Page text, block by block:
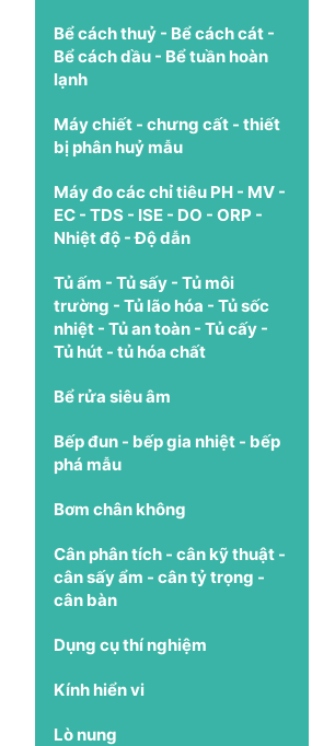
Bể cách thuỷ - Bể cách cát -
Bể cách dầu - Bể tuần hoàn
lạnh
Máy chiết - chưng cất - thiết
bị phân huỷ mẫu
Máy đo các chỉ tiêu PH - MV -
EC - TDS - ISE - DO - ORP -
Nhiệt độ - Độ dẫn
Tủ ấm - Tủ sấy - Tủ môi
trường - Tủ lão hóa - Tủ sốc
nhiệt - Tủ an toàn - Tủ cấy -
Tủ hút - tủ hóa chất
Bể rửa siêu âm
Bếp đun - bếp gia nhiệt - bếp
phá mẫu
Bơm chân không
Cân phân tích - cân kỹ thuật -
cân sấy ẩm - cân tỷ trọng -
cân bàn
Dụng cụ thí nghiệm
Kính hiển vi
Lò nung